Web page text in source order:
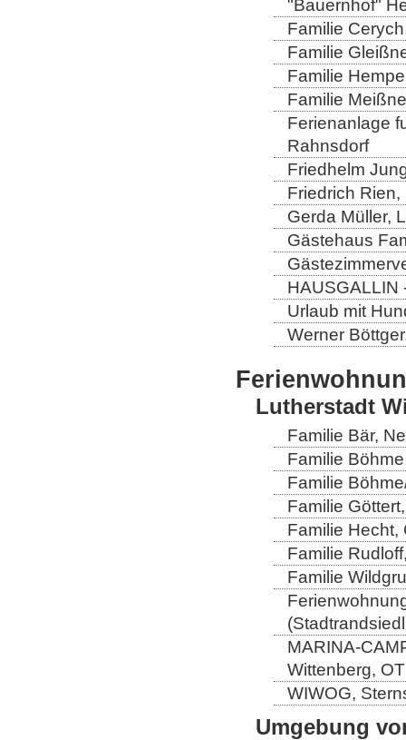
"Bauernhof"
Familie
Familie
Familie
Familie
Ferienanlage
Rahnsdorf
Friedhelm
Friedrich
Gerda Müller,
Gästehaus
HAUSGALLIN
Urlaub mit
Werner
Lutherstadt
Familie Bär,
Familie
Familie
Familie
Familie Hecht,
Familie
Familie
MARINA-
Wittenberg,
WIWOG,
Umgebung